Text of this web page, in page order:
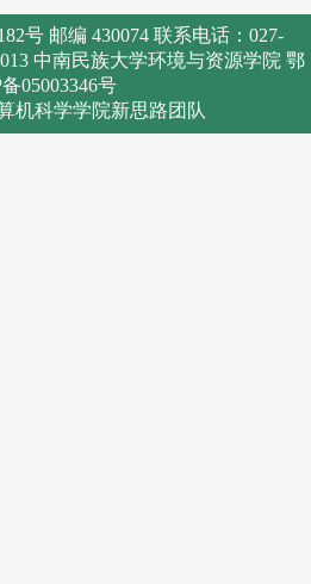
号 邮编 430074 联系电话：027-
中南民族大学环境与资源学院 鄂
05003346号
机科学学院新思路团队